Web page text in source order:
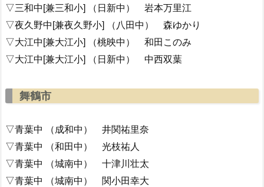
▽三和中[兼三和小] （日新中） 岩本万里江
▽夜久野中[兼夜久野小] （八田中） 森ゆかり
▽大江中[兼大江小] （桃映中） 和田このみ
▽大江中[兼大江小] （日新中） 中西双葉
舞鶴市
▽青葉中 （成和中） 井関祐里奈
▽青葉中 （和田中） 光枝祐人
▽青葉中 （城南中） 十津川壮太
▽青葉中 （城南中） 関小田幸大